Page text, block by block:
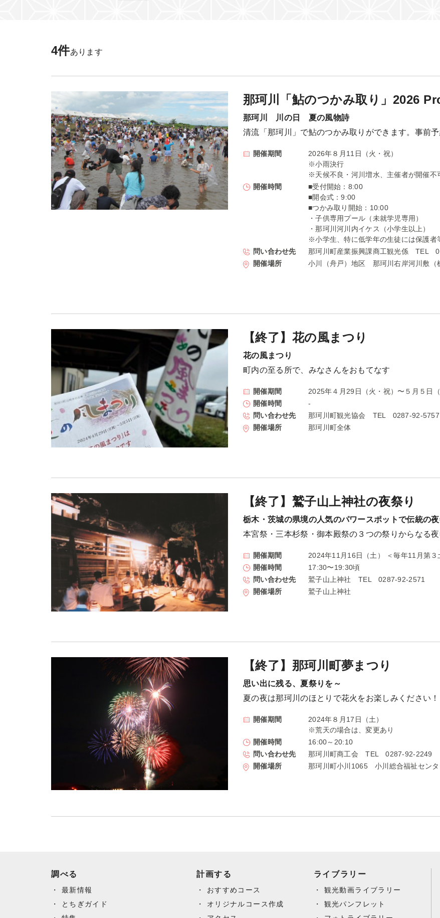
2026年07月
2026年09月
2026年11月
4件あります
那珂川「鮎のつかみ取り」2026
那珂川 川の日 夏の風物詩
清流「那珂川」で鮎のつかみ取りができます。事前
開催期間
2026年８月11日（火・祝）
※小雨決行
※天候不良・河川増水、主催者が開催不
開催時間
■受付開始：8:00
■開会式：9:00
■つかみ取り開始：10:00
・子供専用プール（未就学児専用）
・那珂川河川内イケス（小学生以上）
※小学生、特に低学年の生徒には保護者
問い合わせ先
那珂川町産業振興課商工観光係 TEL
開催場所
小川（舟戸）地区 那珂川右岸河川敷（
【終了】花の風まつり
花の風まつり
町内の至る所で、みなさんをおもてなす
開催期間
2025年４月29日（火・祝）〜５月５日
開催時間
-
問い合わせ先
那珂川町観光協会 TEL 0287-92-5757
開催場所
那珂川町全体
【終了】鷲子山上神社の夜祭り
栃木・茨城の県境の人気のパワースポットで伝統の夜
本宮祭・三本杉祭・御本殿祭の３つの祭りからなる
開催期間
2024年11月16日（土） ＜毎年11月第３
開催時間
17:30〜19:30頃
問い合わせ先
鷲子山上神社 TEL 0287-92-2571
開催場所
鷲子山上神社
【終了】那珂川町夢まつり
思い出に残る、夏祭りを～
夏の夜は那珂川のほとりで花火をお楽しみください！
開催期間
2024年８月17日（土）
※荒天の場合は、変更あり
開催時間
16:00～20:10
問い合わせ先
那珂川町商工会 TEL 0287-92-2249
開催場所
那珂川町小川1065 小川総合福祉センタ
調べる
最新情報
とちぎガイド
計画する
おすすめコース
オリジナルコース作成
ライブラリー
観光動画ライブラリー
観光パンフレット